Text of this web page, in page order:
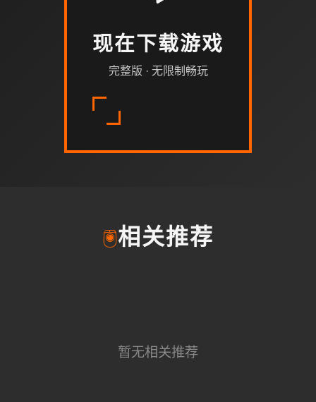
现在下载游戏
完整版 · 无限制畅玩
🖲️相关推荐
暂无相关推荐